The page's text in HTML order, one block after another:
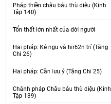
Pháp thiền châu báu thù diệu (Kinh
Tập 140)
Tổn thất lớn nhất của đời người
Hai pháp: Kẻ ngu và hir62n trí (Tăng
Chi 26)
Hai pháp: Cần lưu ý (Tăng Chi 25)
Chánh pháp Châu báu thù diệu (Kinh
Tập 139)